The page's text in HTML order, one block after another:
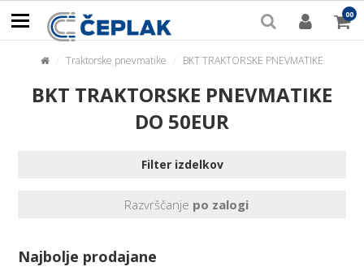
BREZPLAČNA POŠTNINA za nakupe nad 150€ 00
Traktorske pnevmatike BKT TRAKTORSKE PNEVMATIKE
BKT TRAKTORSKE PNEVMATIKE
DO 50EUR
Filter izdelkov
Razvrščanje po zalogi
Najbolje prodajane